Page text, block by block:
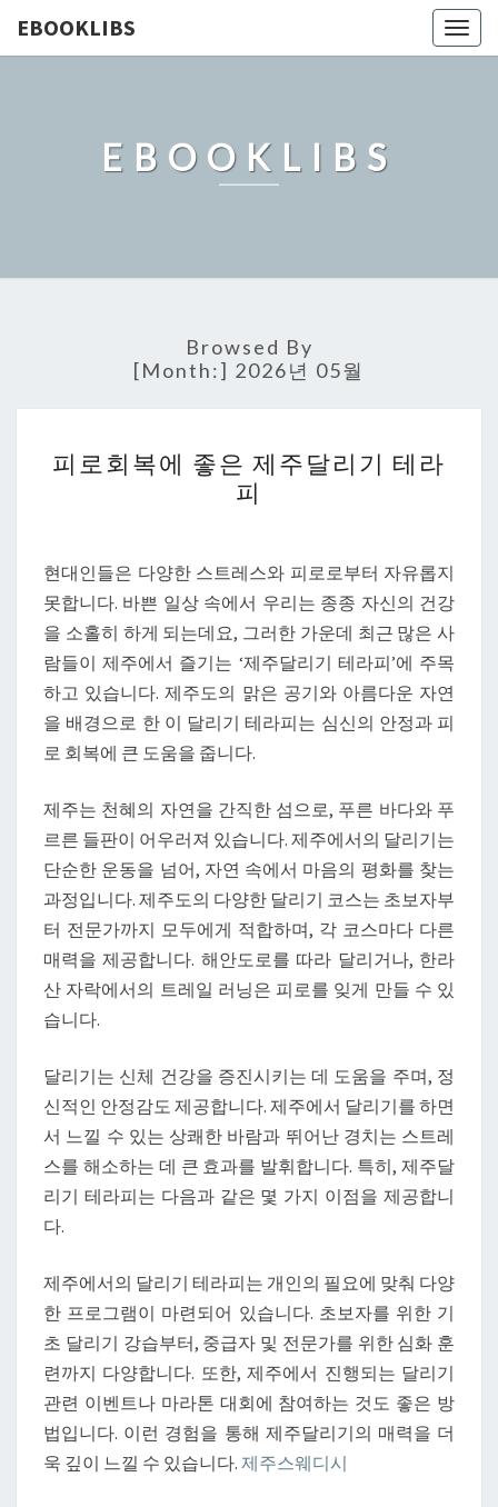
EBOOKLIBS
EBOOKLIBS
Browsed By
[Month:] 2026년 05월
로
회
좋
제
주
달
리
테
라
피
피로회복에 좋은 제주달리기 테라
피
현대인들은 다양한 스트레스와 피로로부터 자유롭지
못합니다. 바쁜 일상 속에서 우리는 종종 자신의 건강
을 소홀히 하게 되는데요, 그러한 가운데 최근 많은 사
람들이 제주에서 즐기는 ‘제주달리기 테라피’에 주목
하고 있습니다. 제주도의 맑은 공기와 아름다운 자연
을 배경으로 한 이 달리기 테라피는 심신의 안정과 피
로 회복에 큰 도움을 줍니다.
제주는 천혜의 자연을 간직한 섬으로, 푸른 바다와 푸
르른 들판이 어우러져 있습니다. 제주에서의 달리기는
단순한 운동을 넘어, 자연 속에서 마음의 평화를 찾는
과정입니다. 제주도의 다양한 달리기 코스는 초보자부
터 전문가까지 모두에게 적합하며, 각 코스마다 다른
매력을 제공합니다. 해안도로를 따라 달리거나, 한라
산 자락에서의 트레일 러닝은 피로를 잊게 만들 수 있
습니다.
달리기는 신체 건강을 증진시키는 데 도움을 주며, 정
신적인 안정감도 제공합니다. 제주에서 달리기를 하면
서 느낄 수 있는 상쾌한 바람과 뛰어난 경치는 스트레
스를 해소하는 데 큰 효과를 발휘합니다. 특히, 제주달
리기 테라피는 다음과 같은 몇 가지 이점을 제공합니
다.
제주에서의 달리기 테라피는 개인의 필요에 맞춰 다양
한 프로그램이 마련되어 있습니다. 초보자를 위한 기
초 달리기 강습부터, 중급자 및 전문가를 위한 심화 훈
련까지 다양합니다. 또한, 제주에서 진행되는 달리기
관련 이벤트나 마라톤 대회에 참여하는 것도 좋은 방
법입니다. 이런 경험을 통해 제주달리기의 매력을 더
욱 깊이 느낄 수 있습니다. 제주스웨디시